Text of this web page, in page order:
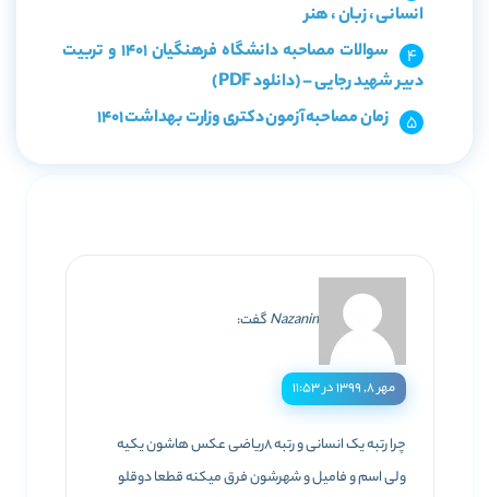
انسانی ، زبان ، هنر
سوالات مصاحبه دانشگاه فرهنگیان 1401 و تربیت
دبیر شهید رجایی – (دانلود PDF)
زمان مصاحبه آزمون دکتری وزارت بهداشت 1401
Nazaninگفت:
مهر ۸, ۱۳۹۹ در ۱۱:۵۳
چرا رتبه یک انسانی و رتبه 8ریاضی عکس هاشون یکیه
ولی اسم و فامیل و شهرشون فرق میکنه قطعا دوقلو